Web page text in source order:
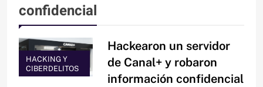
confidencial
HACKING Y
CIBERDELITOS
Hackearon un servidor
de Canal+ y robaron
información confidencial